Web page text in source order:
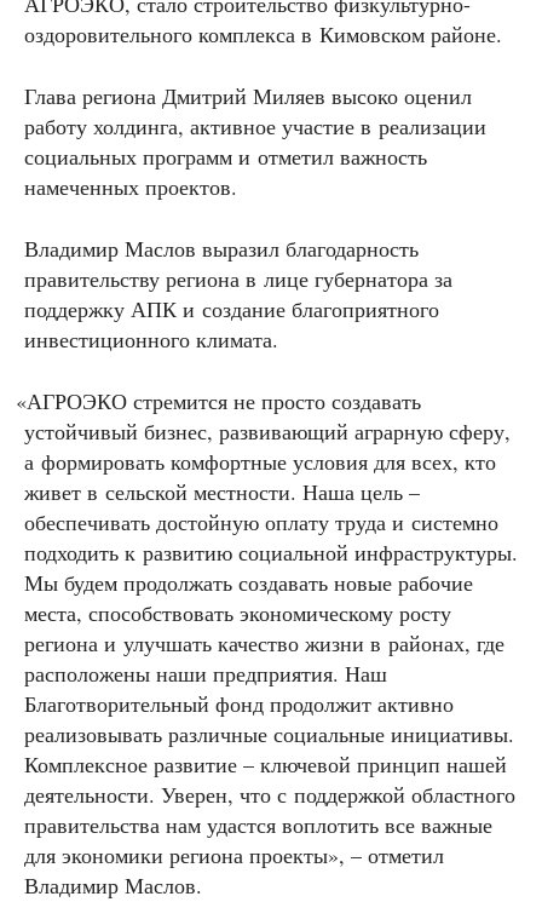
оздоровительного комплекса в Кимовском районе.
Глава региона Дмитрий Миляев высоко оценил
работу холдинга, активное участие в реализации
социальных программ и отметил важность
намеченных проектов.
Владимир Маслов выразил благодарность
правительству региона в лице губернатора за
поддержку АПК и создание благоприятного
инвестиционного климата.
«АГРОЭКО стремится не просто создавать
устойчивый бизнес, развивающий аграрную сферу,
а формировать комфортные условия для всех, кто
живет в сельской местности. Наша цель –
обеспечивать достойную оплату труда и системно
подходить к развитию социальной инфраструктуры.
Мы будем продолжать создавать новые рабочие
места, способствовать экономическому росту
региона и улучшать качество жизни в районах, где
расположены наши предприятия. Наш
Благотворительный фонд продолжит активно
реализовывать различные социальные инициативы.
Комплексное развитие – ключевой принцип нашей
деятельности. Уверен, что с поддержкой областного
правительства нам удастся воплотить все важные
для экономики региона проекты», – отметил
Владимир Маслов.